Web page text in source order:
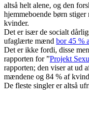
altså helt alene, og den
hjemmeboende børn
kvinder.
Det er især de socialt
ufaglærte mænd bor 45 %
Det er ikke fordi, disse
rapporten for ”Projekt
rapporten; den viser at ud
mændene og 84 % af
De fleste singler er altså